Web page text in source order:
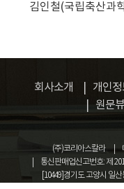
김인철(국립축산과
회사소개 개인
원문
(주)코리아스칼라
통신판매업신고번호: 제
[10449]경기도 고양시 일